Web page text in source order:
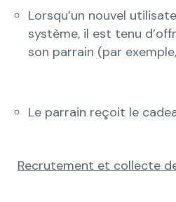
Lorsqu’un nouvel
système, il est tenu
son parrain (par
Le parrain reçoit le
Recrutement et collecte